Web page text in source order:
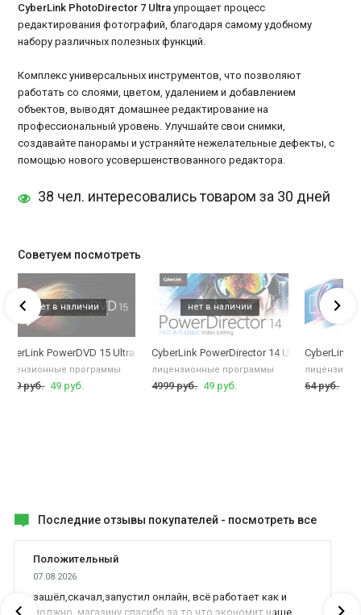
CyberLink PhotoDirector 7 Ultraупрощает процесс
редактирования фотографий, благодаря самому удобному
набору различных полезных функций.
Комплекс универсальных инструментов, что позволяют
работать со слоями, цветом, удалением и добавлением
объектов, выводят домашнее редактирование на
профессиональный уровень. Улучшайте свои снимки,
создавайте панорамы и устраняйте нежелательные дефекты, с
помощью нового усовершенствованного редактора.
38 чел. интересовались товаром за 30 дней
Советуем посмотреть
PowerDVD 15 Ultra
программы
руб. 49 руб.
CyberLink PowerDirector 14 Ultra
лицензионные программы
4999 руб. 49 руб.
CyberLink
64 руб.
Последние отзывы покупателей - посмотреть все
Положительный
07.08.2026
зашёл,скачал,запустил онлайн, всё работает как и
должно, магазину спасибо за то что экономит наше